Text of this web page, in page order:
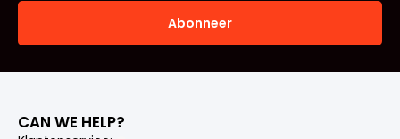
Abonneer
CAN WE HELP?